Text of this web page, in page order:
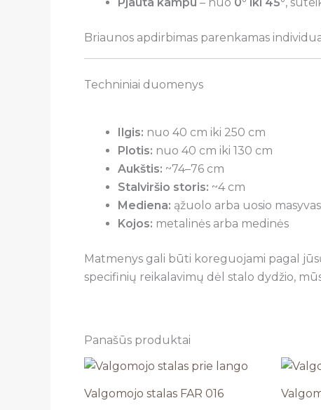
Briaunos apdirbimas parenkamas
Techniniai duomenys
Ilgis: nuo 40 cm iki 250 cm
Plotis: nuo 40 cm iki 130 cm
Aukštis: ~74–76 cm
Stalviršio storis: ~4 cm
Mediena: ąžuolo arba uosio masyvas
Kojos: metalinės arba medinės
Matmenys gali būti koreguojami pagal
specifinių reikalavimų dėl stalo dydžio,
Panašūs produktai
Valgomojo stalas FAR 016
Price
range:
€440,00
through